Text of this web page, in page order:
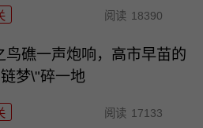
阅读 18390
鸟礁一声炮响，高市早苗的
梦\"碎一地
阅读 17133